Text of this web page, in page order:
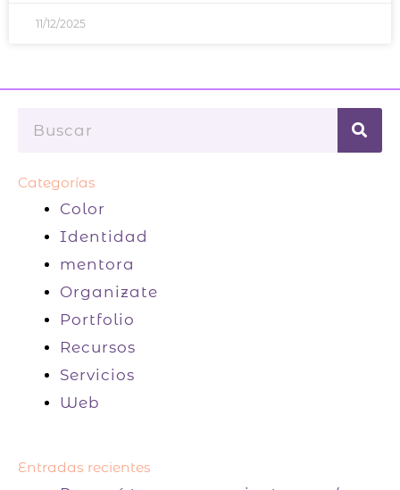
11/12/2025
Categorías
Color
Identidad
mentora
Organizate
Portfolio
Recursos
Servicios
Web
Entradas recientes